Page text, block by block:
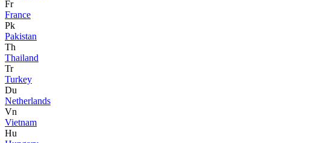
Fr
France
Pk
Pakistan
Th
Thailand
Tr
Turkey
Du
Netherlands
Vn
Vietnam
Hu